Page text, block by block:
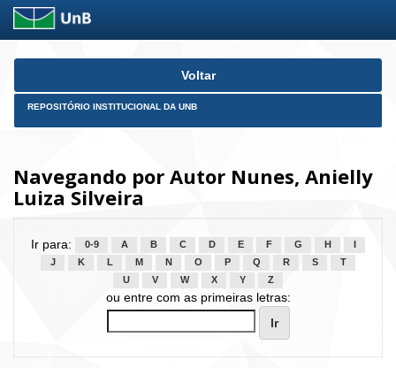
Skip
Voltar
REPOSITÓRIO INSTITUCIONAL DA UNB
Navegando por Autor Nunes, Anielly
Luiza Silveira
Ir para: 0-9 A B C D E F G H
J
K L M N O P Q R S
T
U
V W X Y Z
ou entre com as primeiras letras: